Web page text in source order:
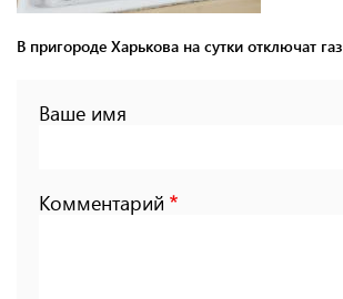
В пригороде Харькова на сутки отключат газ
Ваше имя
Комментарий